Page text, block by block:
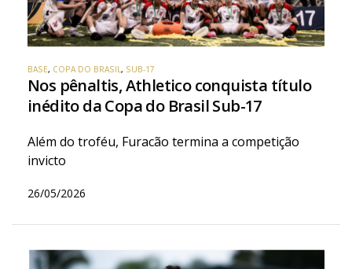
BASE, COPA DO BRASIL , SUB-17
Nos pênaltis, Athletico conquista título
inédito da Copa do Brasil Sub-17
Além do troféu, Furacão termina a competição
invicto
26/05/2026